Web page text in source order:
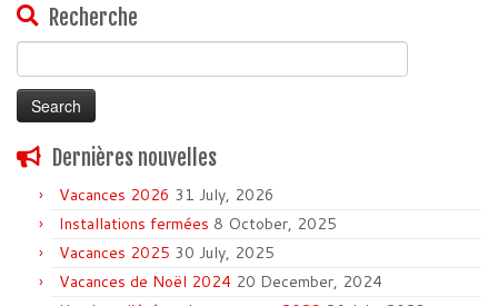
Recherche
for:
Dernières nouvelles
Vacances 2026 31 July, 2026
Installations fermées 8 October, 2025
Vacances 2025 30 July, 2025
Vacances de Noël 2024 20 December, 2024